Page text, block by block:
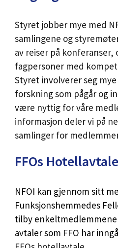
Styret jobber mye med
samlingene og
av reiser på konferanser,
fagpersoner med
Styret involverer seg
forskning som pågår og
være nyttig for våre
informasjon deler vi på
samlinger for
FFOs Hotellavtale
NFOI kan gjennom sitt
Funksjonshemmedes
tilby
avtaler som FFO har